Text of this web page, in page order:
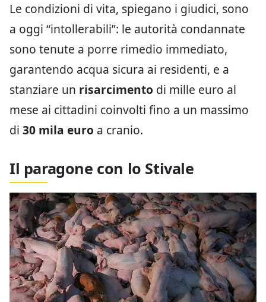
Le condizioni di vita, spiegano i giudici, sono
a oggi “intollerabili”: le autorità condannate
sono tenute a porre rimedio immediato,
garantendo acqua sicura ai residenti, e a
stanziare un risarcimento di mille euro al
mese ai cittadini coinvolti fino a un massimo
di 30 mila euro a cranio.
Il paragone con lo Stivale